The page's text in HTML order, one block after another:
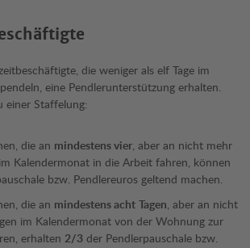
die weniger als elf Tage im
eine Pendlerunterstützung erhalten.
einer Staffelung:
die an mindestens vier, aber an nicht mehr
im Kalendermonat in die Arbeit fahren, können
bzw. Pendlereuros geltend machen.
die an mindestens acht Tagen, aber an nicht
im Kalendermonat von der Wohnung zur
erhalten 2/3 der Pendlerpauschale bzw.